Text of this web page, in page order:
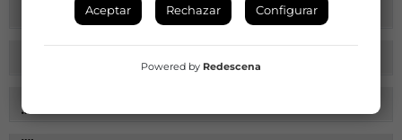
DISCIPLINAS Y PRÁCTICAS
Aceptar Rechazar Configurar
Powered by Redescena